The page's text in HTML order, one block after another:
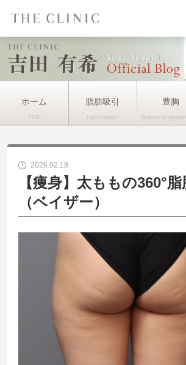
ホーム 脂肪吸引 豊胸
2026.02.18
【痩身】太ももの360°脂
（ベイザー）